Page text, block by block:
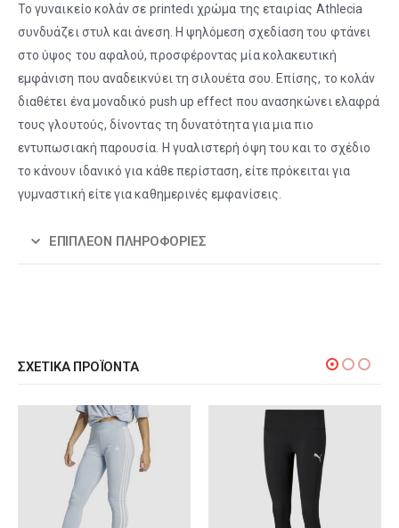
Το γυναικείο κολάν σε printedι χρώμα της εταιρίας Athlecia
συνδυάζει στυλ και άνεση. Η ψηλόμεση σχεδίαση του φτάνει
στο ύψος του αφαλού, προσφέροντας μία κολακευτική
εμφάνιση που αναδεικνύει τη σιλουέτα σου. Επίσης, το κολάν
διαθέτει ένα μοναδικό push up effect που ανασηκώνει ελαφρά
τους γλουτούς, δίνοντας τη δυνατότητα για μια πιο
εντυπωσιακή παρουσία. Η γυαλιστερή όψη του και το σχέδιο
το κάνουν ιδανικό για κάθε περίσταση, είτε πρόκειται για
γυμναστική είτε για καθημερινές εμφανίσεις.
ΕΠΙΠΛΈΟΝ ΠΛΗΡΟΦΟΡΊΕΣ
ΣΧΕΤΙΚΆ ΠΡΟΪΌΝΤΑ